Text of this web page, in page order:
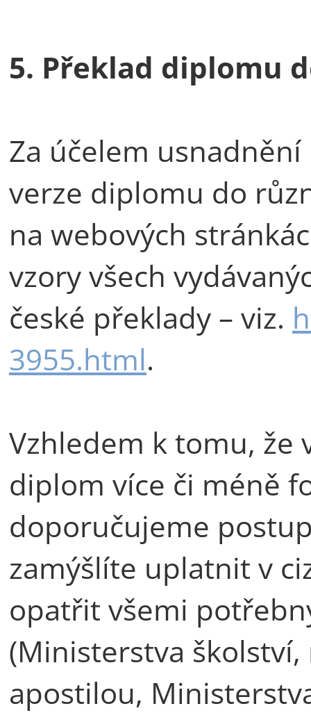
5. Překlad diplomu
Za účelem
verze diplomu do
na webových
vzory všech
české překlady – viz.
3955.html.
Vzhledem k tomu, že
diplom více či méně
doporučujeme
zamýšlíte uplatnit v
opatřit všemi
(Ministerstva školství,
apostilou,